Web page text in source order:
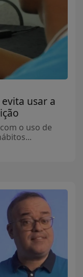
usar a
o uso de